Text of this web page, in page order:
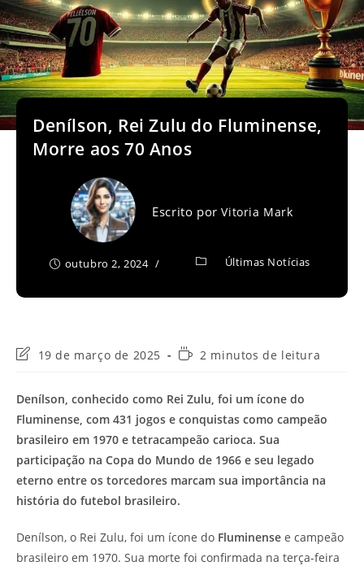
Denílson, Rei Zulu do Fluminense,
Morre aos 70 Anos
Escrito porVitoria Mark
outubro 2, 2024 Últimas Notícias
Última
post:
19 de março de 2025
Tempo2 minutos de leitura
Denílson, conhecido como Rei Zulu, foi um ícone do
Fluminense, com 431 jogos e conquistas como campeão
brasileiro em 1970 e tetracampeão carioca. Sua
participação na Copa do Mundo de 1966 e seu legado
eterno entre os torcedores marcam sua importância na
história do futebol brasileiro.
Denílson, o Rei Zulu, foi um ícone do Fluminense e campeão
brasileiro em 1970. Sua morte foi confirmada na terça-feira